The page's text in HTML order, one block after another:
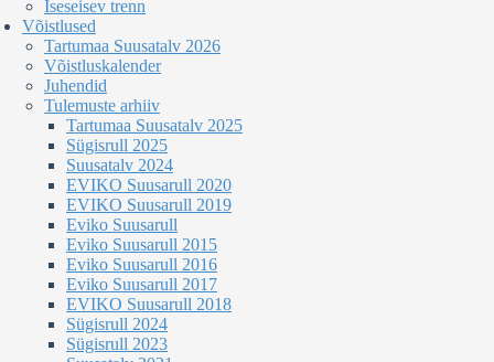
Iseseisev trenn
Võistlused
Tartumaa Suusatalv 2026
Võistluskalender
Juhendid
Tulemuste arhiiv
Tartumaa Suusatalv 2025
Sügisrull 2025
Suusatalv 2024
EVIKO Suusarull 2020
EVIKO Suusarull 2019
Eviko Suusarull
Eviko Suusarull 2015
Eviko Suusarull 2016
Eviko Suusarull 2017
EVIKO Suusarull 2018
Sügisrull 2024
Sügisrull 2023